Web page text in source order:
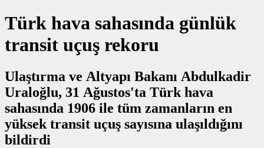
Türk hava sahasında günlük
transit uçuş rekoru
Ulaştırma ve Altyapı Bakanı Abdulkadir
Uraloğlu, 31 Ağustos'ta Türk hava
sahasında 1906 ile tüm zamanların en
yüksek transit uçuş sayısına ulaşıldığını
bildirdi